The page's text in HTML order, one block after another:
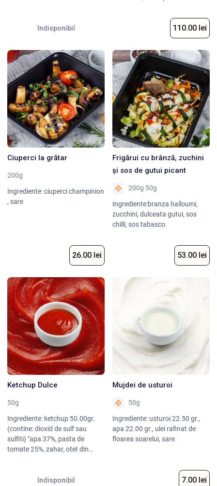
Indisponibil 110.00 lei
Ciuperci la grătar
200g
Ingrediente: ciuperci champinion
, sare
26.00 lei
Frigărui cu brânză, zuchini
și sos de gutui picant
200g 50g
Ingrediente:branza halloumi,
zucchini, dulceata gutui, sos
chilli, sos tabasco
53.00 lei
Ketchup Dulce
50g
Ingrediente: ketchup 50.00gr.
(contine: dioxid de sulf sau
sulfiti) "apa 37%, pasta de
tomate 25%, zahar, otet din
aciditate: acid citric, conservanti
Indisponibil
Mujdei de usturoi
50g
Ingrediente: usturoi 22.50 gr.,
apa 22.00 gr., ulei rafinat de
floarea soarelui, sare
7.00 lei